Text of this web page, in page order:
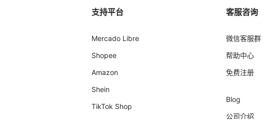
支持平台
Mercado Libre
Shopee
Amazon
Shein
TikTok Shop
客服咨询
微信客服群
帮助中心
免费注册
Blog
公司介绍